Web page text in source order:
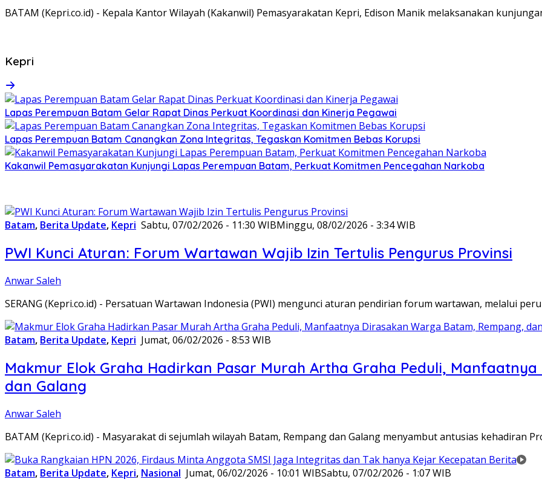
BATAM (Kepri.co.id) - Kepala Kantor Wilayah (Kakanwil) Pemasyarakatan Kepri, Edison Manik melaksanakan
Kepri
Lapas Perempuan Batam Gelar Rapat Dinas Perkuat Koordinasi dan Kinerja Pegawai
Lapas Perempuan Batam Canangkan Zona Integritas, Tegaskan Komitmen Bebas Korupsi
Kakanwil Pemasyarakatan Kunjungi Lapas Perempuan Batam, Perkuat Komitmen Pencegahan Narkoba
Batam, Berita Update, Kepri Sabtu, 07/02/2026 - 11:30 WIBMinggu, 08/02/2026 - 3:34 WIB
PWI Kunci Aturan: Forum Wartawan Wajib Izin Tertulis Pengurus Provinsi
Anwar Saleh
SERANG (Kepri.co.id) - Persatuan Wartawan Indonesia (PWI) mengunci aturan pendirian forum wartawan, melalui
Batam, Berita Update, Kepri Jumat, 06/02/2026 - 8:53 WIB
Makmur Elok Graha Hadirkan Pasar Murah Artha Graha Peduli,
dan Galang
Anwar Saleh
BATAM (Kepri.co.id) - Masyarakat di sejumlah wilayah Batam, Rempang dan Galang menyambut antusias kehadiran
Batam, Berita Update, Kepri, Nasional Jumat, 06/02/2026 - 10:01 WIBSabtu, 07/02/2026 - 1:07 WIB